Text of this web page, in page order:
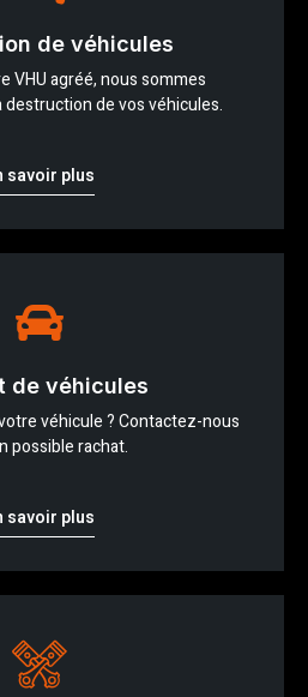
de véhicules
VHU agréé, nous sommes
de vos véhicules.
savoir plus
de véhicules
véhicule ? Contactez-nous
possible rachat.
savoir plus